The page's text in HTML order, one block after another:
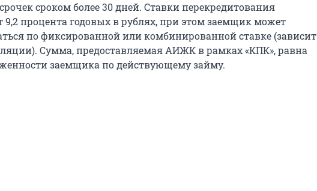
сроком более 30 дней. Ставки перекредитования
9,2 процента годовых в рублях, при этом заемщик может
по фиксированной или комбинированной ставке (зависит
Сумма, предоставляемая АИЖК в рамках «КПК», равна
заемщика по действующему займу.